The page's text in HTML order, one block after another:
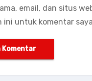
email, dan situs
ini untuk komentar